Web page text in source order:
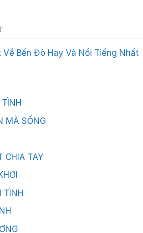
Về Bến Đò Hay Và Nổi Tiếng Nhất
MÀ SỐNG
CHIA TAY
TÌNH